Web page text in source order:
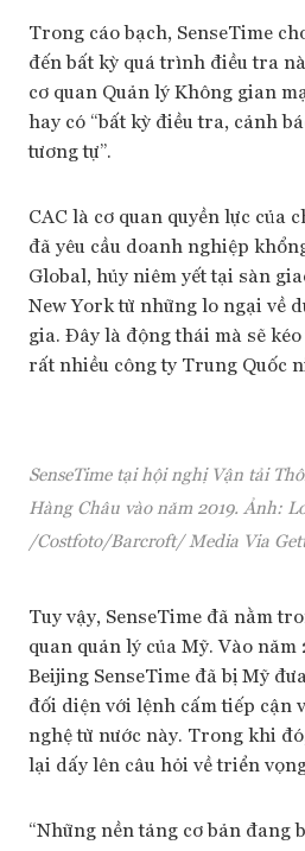
Trong cáo bạch, SenseTime
đến bất kỳ quá trình điều tra
cơ quan Quản lý Không gian
hay có “bất kỳ điều tra, cảnh
tương tự”.
CAC là cơ quan quyền lực của
đã yêu cầu doanh nghiệp
Global, hủy niêm yết tại sàn
New York từ những lo ngại về
gia. Đây là động thái mà sẽ
rất nhiều công ty Trung Quốc
SenseTime tại hội nghị Vận tải
Hàng Châu vào năm 2019. Ảnh:
/Costfoto/Barcroft/ Media Via
Tuy vậy, SenseTime đã nằm
quan quản lý của Mỹ. Vào năm
Beijing SenseTime đã bị Mỹ
đối diện với lệnh cấm tiếp cận
nghệ từ nước này. Trong khi
lại dấy lên câu hỏi về triển
“Những nền tảng cơ bản đang